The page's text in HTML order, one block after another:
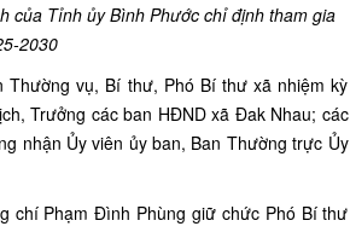
của Tỉnh ủy Bình Phước chỉ định tham gia
2030
Thường vụ, Bí thư, Phó Bí thư xã nhiệm kỳ
Trưởng các ban HĐND xã Đak Nhau; các
nhận Ủy viên ủy ban, Ban Thường trực Ủy
chí Phạm Đình Phùng giữ chức Phó Bí thư